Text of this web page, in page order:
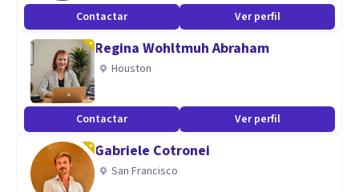
Contactar Ver perfil
Regina Wohltmuh Abraham
Houston
Contactar Ver perfil
Gabriele Cotronei
San Francisco